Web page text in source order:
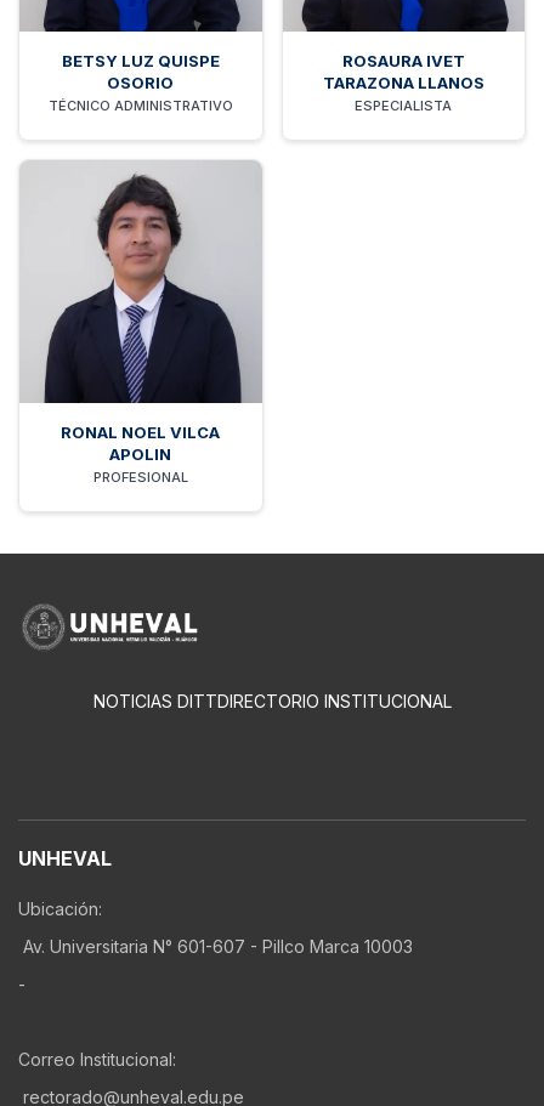
BETSY LUZ QUISPE
OSORIO
TÉCNICO ADMINISTRATIVO
ROSAURA IVET
TARAZONA LLANOS
ESPECIALISTA
RONAL NOEL VILCA
APOLIN
PROFESIONAL
NOTICIAS DITTDIRECTORIO INSTITUCIONAL
UNHEVAL
Ubicación:
Av. Universitaria N° 601-607 - Pillco Marca 10003
-
Correo Institucional:
rectorado@unheval.edu.pe